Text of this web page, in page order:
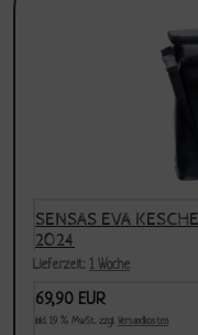
SENSAS EVA
2024
Lieferzeit: 1 Woche
69,90 EUR
inkl. 19 % MwSt. zzgl. Versandkosten